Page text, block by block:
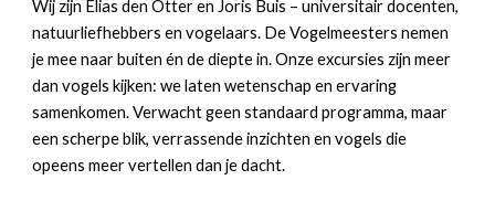
Wij zijn Elias den Otter en Joris Buis – universitair docenten,
natuurliefhebbers en vogelaars. De Vogelmeesters nemen
je mee naar buiten én de diepte in. Onze excursies zijn meer
dan vogels kijken: we laten wetenschap en ervaring
samenkomen. Verwacht geen standaard programma, maar
een scherpe blik, verrassende inzichten en vogels die
opeens meer vertellen dan je dacht.